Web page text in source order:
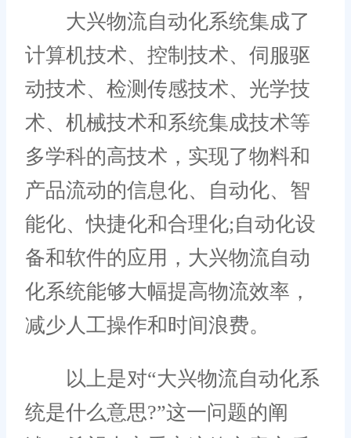
大兴物流自动化系统集成了
计算机技术、控制技术、伺服驱
动技术、检测传感技术、光学技
术、机械技术和系统集成技术等
多学科的高技术，实现了物料和
产品流动的信息化、自动化、智
能化、快捷化和合理化;自动化设
备和软件的应用，大兴物流自动
化系统能够大幅提高物流效率，
减少人工操作和时间浪费。
以上是对“大兴物流自动化系
统是什么意思?”这一问题的阐